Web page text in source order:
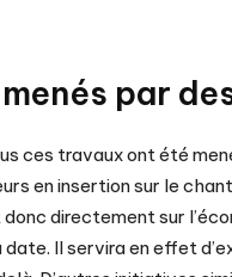
par
ces travaux ont été
en insertion sur le
directement sur
Il servira en effet